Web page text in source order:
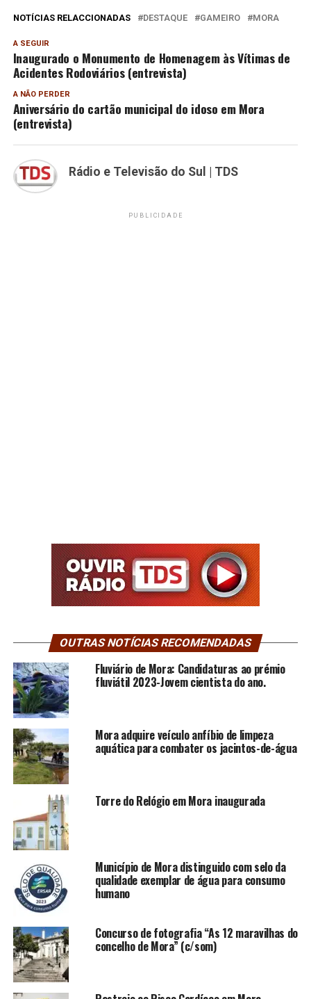
NOTÍCIAS RELACCIONADAS DESTAQUE GAMEIRO MORA
A SEGUIR
Inaugurado o Monumento de Homenagem às Vítimas de
Acidentes Rodoviários (entrevista)
A NÃO PERDER
Aniversário do cartão municipal do idoso em Mora
(entrevista)
Rádio e Televisão do Sul | TDS
PUBLICIDADE
OUTRAS NOTÍCIAS RECOMENDADAS
Fluviário de Mora: Candidaturas ao prémio
fluviátil 2023-Jovem cientista do ano.
Mora adquire veículo anfíbio de limpeza
aquática para combater os jacintos-de-água
Torre do Relógio em Mora inaugurada
Município de Mora distinguido com selo da
qualidade exemplar de água para consumo
humano
Concurso de fotografia “As 12 maravilhas do
concelho de Mora” (c/som)